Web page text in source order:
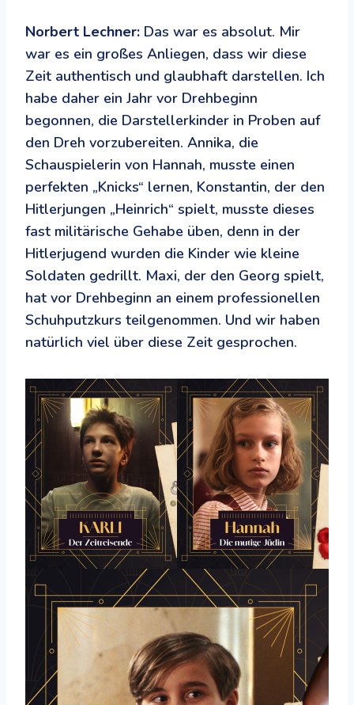
Norbert Lechner: Das war es absolut. Mir
war es ein großes Anliegen, dass wir diese
Zeit authentisch und glaubhaft darstellen. Ich
habe daher ein Jahr vor Drehbeginn
begonnen, die Darstellerkinder in Proben auf
den Dreh vorzubereiten. Annika, die
Schauspielerin von Hannah, musste einen
perfekten „Knicks“ lernen, Konstantin, der den
Hitlerjungen „Heinrich“ spielt, musste dieses
fast militärische Gehabe üben, denn in der
Hitlerjugend wurden die Kinder wie kleine
Soldaten gedrillt. Maxi, der den Georg spielt,
hat vor Drehbeginn an einem professionellen
Schuhputzkurs teilgenommen. Und wir haben
natürlich viel über diese Zeit gesprochen.